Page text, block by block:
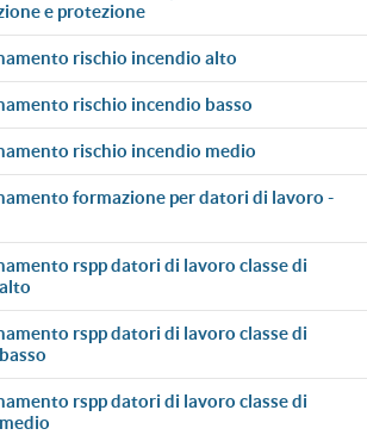
e protezione
rischio incendio alto
rischio incendio basso
rischio incendio medio